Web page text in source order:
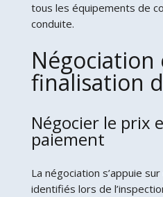
tous les équipements de
conduite.
Négociation
finalisation
Négocier le prix
paiement
La négociation s’appuie
identifiés lors de